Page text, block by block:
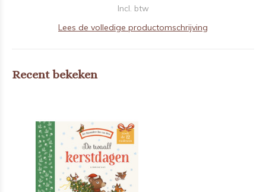
Incl. btw
Lees de volledige productomschrijving
Recent bekeken